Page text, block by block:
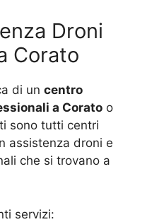
Droni
Corato
di un centro
a Corato o
sono tutti centri
assistenza droni e
che si trovano a
servizi: